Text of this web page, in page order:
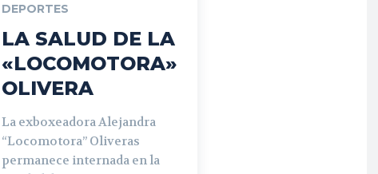
DEPORTES
LA SALUD DE LA
«LOCOMOTORA»
OLIVERA
La exboxeadora Alejandra
“Locomotora” Oliveras
permanece internada en la